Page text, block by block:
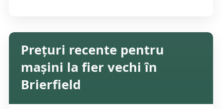
Prețuri recente pentru
mașini la fier vechi în
Brierfield